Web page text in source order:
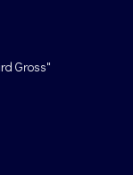
Gross"